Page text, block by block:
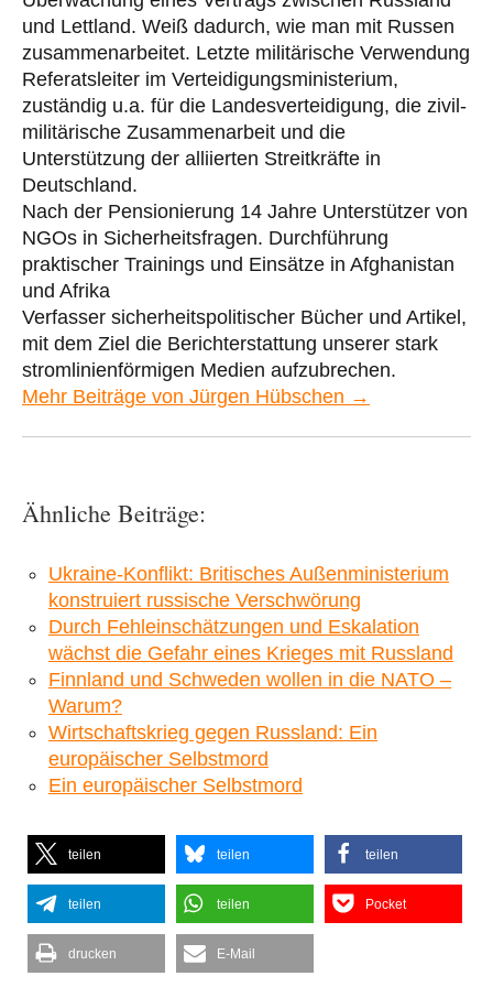
und Lettland. Weiß dadurch, wie man mit Russen
zusammenarbeitet. Letzte militärische Verwendung
Referatsleiter im Verteidigungsministerium,
zuständig u.a. für die Landesverteidigung, die zivil-
militärische Zusammenarbeit und die
Unterstützung der alliierten Streitkräfte in
Deutschland.
Nach der Pensionierung 14 Jahre Unterstützer von
NGOs in Sicherheitsfragen. Durchführung
praktischer Trainings und Einsätze in Afghanistan
und Afrika
Verfasser sicherheitspolitischer Bücher und Artikel,
mit dem Ziel die Berichterstattung unserer stark
stromlinienförmigen Medien aufzubrechen.
Mehr Beiträge von Jürgen Hübschen →
Ähnliche Beiträge:
Ukraine-Konflikt: Britisches Außenministerium
konstruiert russische Verschwörung
Durch Fehleinschätzungen und Eskalation
wächst die Gefahr eines Krieges mit Russland
Finnland und Schweden wollen in die NATO –
Warum?
Wirtschaftskrieg gegen Russland: Ein
europäischer Selbstmord
Ein europäischer Selbstmord
teilen teilen teilen
teilen teilen Pocket
drucken E-Mail